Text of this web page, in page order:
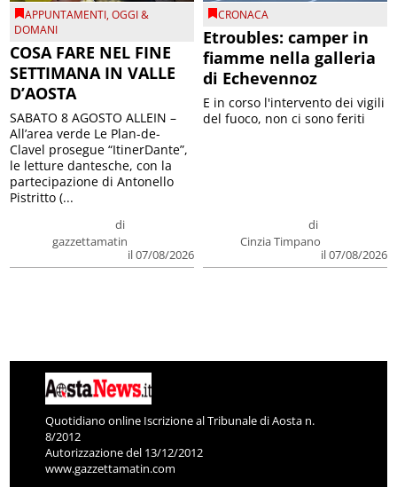
APPUNTAMENTI,OGGI &
DOMANI
COSA FARE NEL FINE
SETTIMANA IN VALLE
D’AOSTA
di
gazzettamatin
il 07/08/2026
SABATO 8 AGOSTO ALLEIN –
All’area verde Le Plan-de-
Clavel prosegue “ItinerDante”,
le letture dantesche, con la
partecipazione di Antonello
Pistritto (...
CRONACA
Etroubles: camper in
fiamme nella galleria
di Echevennoz
di
Cinzia Timpano
il 07/08/2026
E in corso l'intervento dei vigili
del fuoco, non ci sono feriti
Quotidiano online Iscrizione al Tribunale di Aosta n.
8/2012
Autorizzazione del 13/12/2012
www.gazzettamatin.com